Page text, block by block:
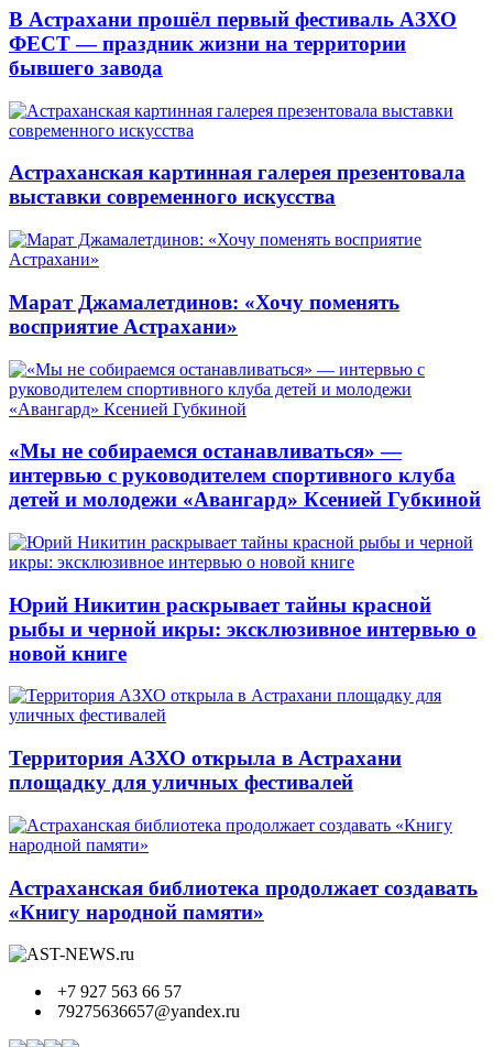
В Астрахани прошёл первый фестиваль АЗХО
ФЕСТ — праздник жизни на территории
бывшего завода
Астраханская картинная галерея презентовала
выставки современного искусства
Марат Джамалетдинов: «Хочу поменять
восприятие Астрахани»
«Мы не собираемся останавливаться» —
интервью с руководителем спортивного клуба
детей и молодежи «Авангард» Ксенией Губкиной
Юрий Никитин раскрывает тайны красной
рыбы и черной икры: эксклюзивное интервью о
новой книге
Территория АЗХО открыла в Астрахани
площадку для уличных фестивалей
Астраханская библиотека продолжает создавать
«Книгу народной памяти»
+7 927 563 66 57
79275636657@yandex.ru